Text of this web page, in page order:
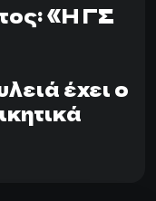
«Η ΓΣ
έχει ο